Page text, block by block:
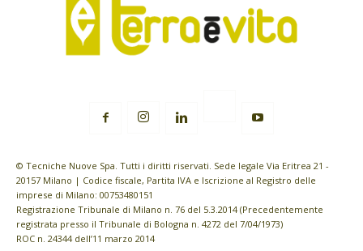
© Tecniche Nuove Spa. Tutti i diritti riservati. Sede legale Via Eritrea 21 -
20157 Milano | Codice fiscale, Partita IVA e Iscrizione al Registro delle
imprese di Milano: 00753480151
Registrazione Tribunale di Milano n. 76 del 5.3.2014 (Precedentemente
registrata presso il Tribunale di Bologna n. 4272 del 7/04/1973)
ROC n. 24344 dell’11 marzo 2014